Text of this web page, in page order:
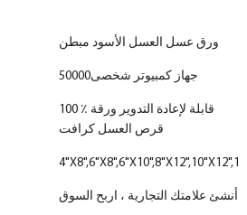
ورق عسل العسل الأسود مبطن
جهاز كمبيوتر شخصى50000
100 ٪ قابلة لإعادة التدوير ورقة
قرص العسل كرافت
أنشئ علامتك التجارية ، اربح السوق